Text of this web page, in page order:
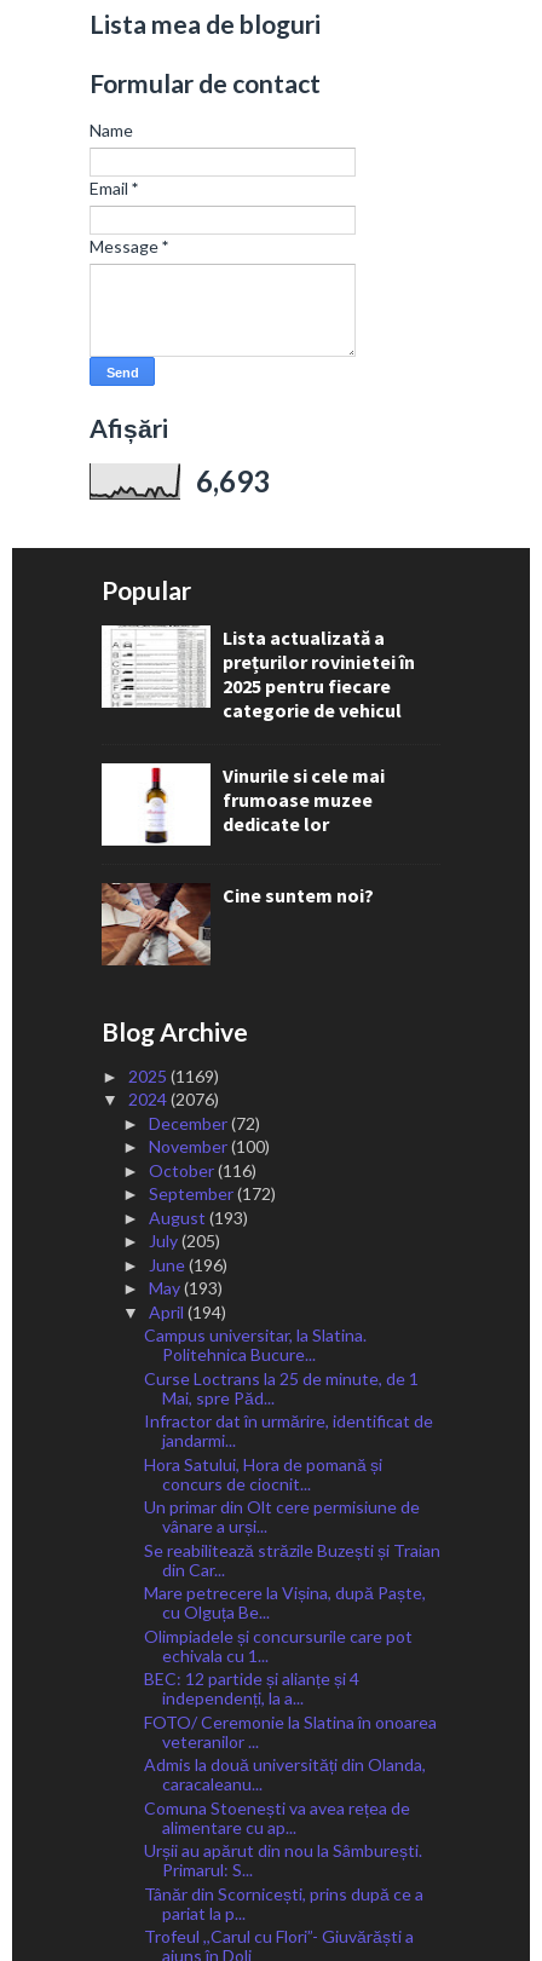
Lista mea de bloguri
Formular de contact
Name
Email *
Message*
Afișări
6,693
Popular
Lista actualizată a
prețurilor rovinietei în
2025 pentru fiecare
categorie de vehicul
Vinurile si cele mai
frumoase muzee
dedicate lor
Cine suntem noi?
Blog Archive
► 2025 (1169)
▼ 2024(2076)
► December(72)
► November(100)
► October(116)
► September(172)
► August (193)
► July(205)
► June(196)
► May(193)
▼ April (194)
Campus universitar, la Slatina.
Politehnica Bucure...
Curse Loctrans la 25 de minute, de 1
Mai, spre Păd...
Infractor dat în urmărire, identificat de
jandarmi...
Hora Satului, Hora de pomană și
concurs de ciocnit...
Un primar din Olt cere permisiune de
vânare a urși...
Se reabilitează străzile Buzești și Traian
din Car...
Mare petrecere la Vișina, după Paște,
cu Olguța Be...
Olimpiadele și concursurile care pot
echivala cu 1...
BEC: 12 partide și alianțe și 4
independenți, la a...
FOTO/ Ceremonie la Slatina în onoarea
veteranilor ...
Admis la două universități din Olanda,
caracaleanu...
Comuna Stoenești va avea rețea de
alimentare cu ap...
Urșii au apărut din nou la Sâmburești.
Primarul: S...
Tânăr din Scornicești, prins după ce a
pariat la p...
Trofeul ,,Carul cu Flori”- Giuvărăști a
ajuns în Dolj